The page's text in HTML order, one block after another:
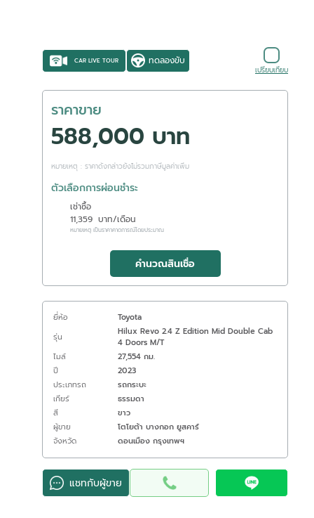
CAR LIVE TOUR ทดลองขับ
เปรียบเทียบ
ราคาขาย
588,000 บาท
หมายเหตุ : ราคาดังกล่าวยังไม่รวมภาษีมูลค่าเพิ่ม
ตัวเลือกการผ่อนชำระ
เช่าซื้อ
11,359 บาท/เดือน
หมายเหตุ เป็นราคาคาดการณ์โดยประมาณ
คำนวณสินเชื่อ
ยี่ห้อ
Toyota
รุ่น
Hilux Revo 2.4 Z Edition Mid Double Cab
4 Doors M/T
ไมล์
27,554 กม.
ปี
2023
ประเภทรถ
รถกระบะ
เกียร์
ธรรมดา
สี
ขาว
ผู้ขาย
โตโยต้า บางกอก ยูสคาร์
จังหวัด
ดอนเมือง กรุงเทพฯ
แชทกับผู้ขาย